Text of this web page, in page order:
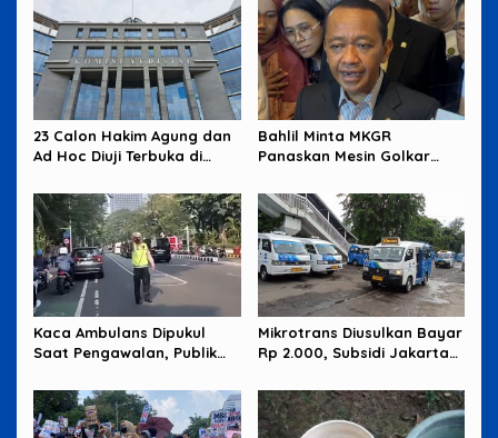
23 Calon Hakim Agung dan
Ad Hoc Diuji Terbuka di
Bahlil Minta MKGR
Panaskan Mesin Golkar
Kaca Ambulans Dipukul
Saat Pengawalan, Publik
Mikrotrans Diusulkan Bayar
Rp 2.000, Subsidi Jakarta